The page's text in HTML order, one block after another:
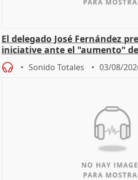
El delegado José Fernández
iniciative ante el "aumento"
hogar en Madri
Sonido Totales 03/08/